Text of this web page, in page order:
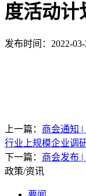
度活动计
发布时间：2022-03-
上一篇： 商会通知
行业上规模企业调
下一篇： 商会发布
政策/资讯